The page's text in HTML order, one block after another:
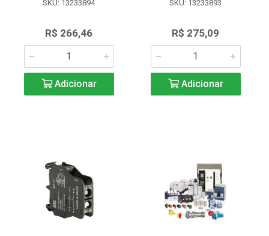
SKU: 13233894
R$ 266,46
Adicionar
SKU: 13233893
R$ 275,09
Adicionar